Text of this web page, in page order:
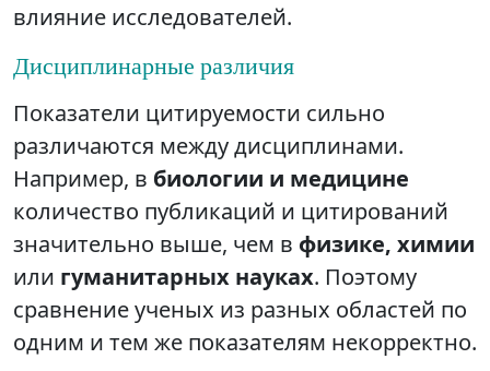
влияние исследователей.
Дисциплинарные различия
Показатели цитируемости сильно
различаются между дисциплинами.
Например, в биологии и медицине
количество публикаций и цитирований
значительно выше, чем в физике, химии
или гуманитарных науках. Поэтому
сравнение ученых из разных областей по
одним и тем же показателям некорректно.